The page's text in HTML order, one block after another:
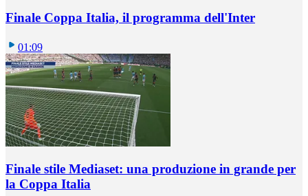
Finale Coppa Italia, il programma dell'Inter
01:09
Finale stile Mediaset: una produzione in grande per
la Coppa Italia